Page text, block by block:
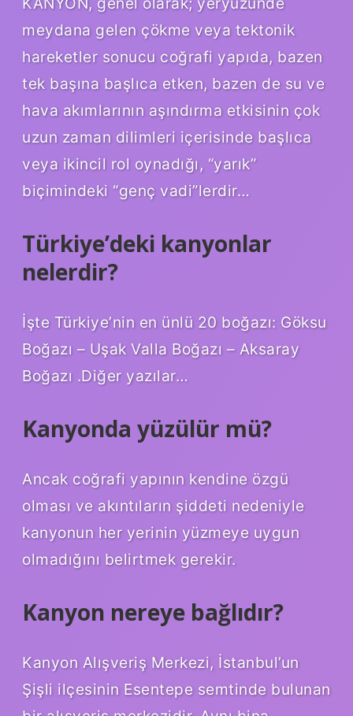
meydana gelen çökme veya tektonik
hareketler sonucu coğrafi yapıda, bazen
tek başına başlıca etken, bazen de su ve
hava akımlarının aşındırma etkisinin çok
uzun zaman dilimleri içerisinde başlıca
veya ikincil rol oynadığı, “yarık”
biçimindeki “genç vadi”lerdir…
Türkiye’deki kanyonlar
nelerdir?
İşte Türkiye’nin en ünlü 20 boğazı: Göksu
Boğazı – Uşak Valla Boğazı – Aksaray
Boğazı .Diğer yazılar…
Kanyonda yüzülür mü?
Ancak coğrafi yapının kendine özgü
olması ve akıntıların şiddeti nedeniyle
kanyonun her yerinin yüzmeye uygun
olmadığını belirtmek gerekir.
Kanyon nereye bağlıdır?
Kanyon Alışveriş Merkezi, İstanbul’un
Şişli ilçesinin Esentepe semtinde bulunan